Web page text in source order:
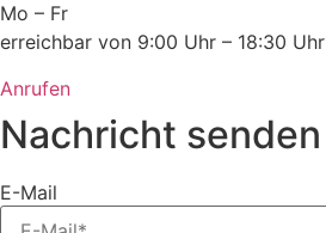
Mo – Fr
erreichbar von 9:00 Uhr – 18:30 Uhr
Anrufen
Nachricht senden
E-Mail